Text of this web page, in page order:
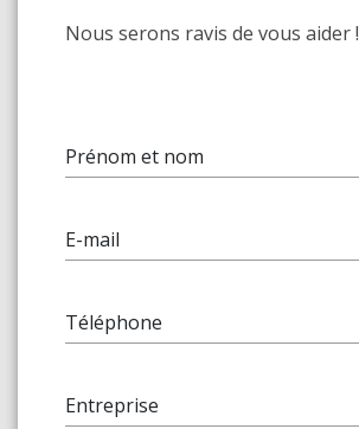
Nous serons ravis de vous aider !
Prénom et nom
E-mail
Téléphone
Entreprise